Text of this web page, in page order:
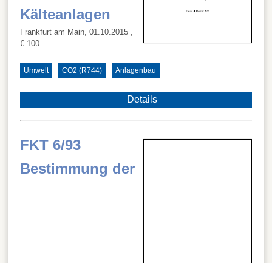
Kälteanlagen
Frankfurt am Main, 01.10.2015 ,
€ 100
Umwelt CO2 (R744) Anlagenbau
Details
FKT 6/93
Bestimmung der